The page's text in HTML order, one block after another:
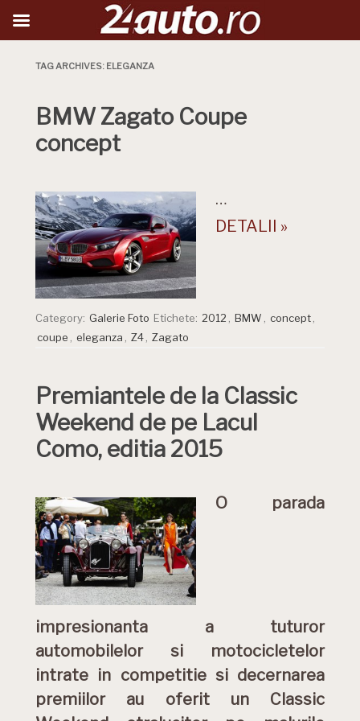
TAG ARCHIVES: ELEGANZA
BMW Zagato Coupe
concept
…
DETALII »
Category: Galerie Foto Etichete: 2012 , BMW , concept,
coupe , eleganza , Z4, Zagato
Premiantele de la Classic
Weekend de pe Lacul
Como, editia 2015
O parada
impresionanta a tuturor
automobilelor si motocicletelor
intrate in competitie si decernarea
premiilor au oferit un Classic